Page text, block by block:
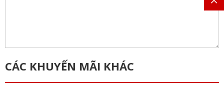
CÁC KHUYẾN MÃI KHÁC